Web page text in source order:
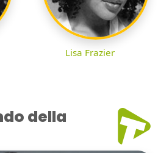
Lisa Frazier
della